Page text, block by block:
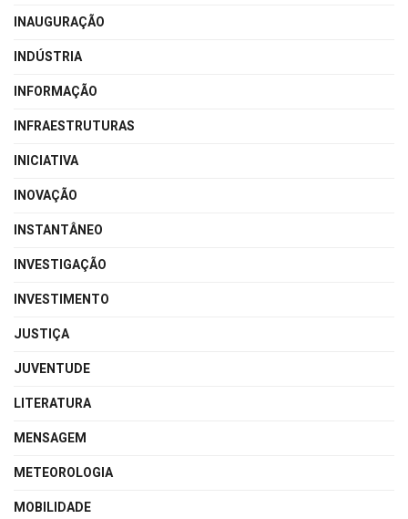
INAUGURAÇÃO
INDÚSTRIA
INFORMAÇÃO
INFRAESTRUTURAS
INICIATIVA
INOVAÇÃO
INSTANTÂNEO
INVESTIGAÇÃO
INVESTIMENTO
JUSTIÇA
JUVENTUDE
LITERATURA
MENSAGEM
METEOROLOGIA
MOBILIDADE